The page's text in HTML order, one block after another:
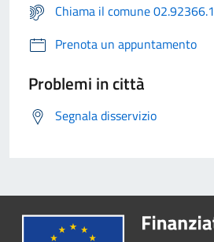
Chiama il comune 02.92366.1
Prenota un appuntamento
Problemi in città
Segnala disservizio